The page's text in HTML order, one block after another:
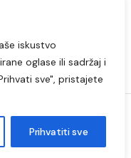
iskustvo
oglase ili sadržaj i
sve", pristajete
Prihvatiti sve
Sport
vrijeme